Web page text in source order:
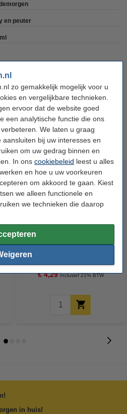
zo gemakkelijk mogelijk voor u
en vergelijkbare technieken.
ervoor dat de website goed
een analytische functie die ons
We laten u graag
bij uw interesses en
om uw gedrag binnen en
In ons cookiebeleid leest u alles
en hoe u uw voorkeuren
om akkoord te gaan. Kiest
we alleen functionele en
we technieken die daarop
en peuter
producten
Zwitsal Schuimbad Zeepvrij (400
€ 4,29 Inclusief 21% BTW
in huis!